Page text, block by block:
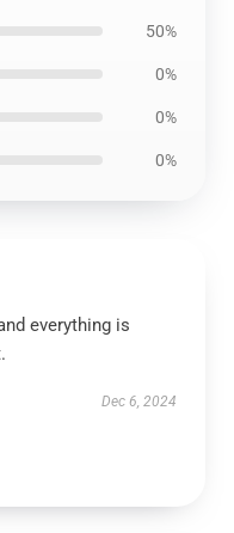
50%
0%
0%
0%
everything is
Dec 6, 2024